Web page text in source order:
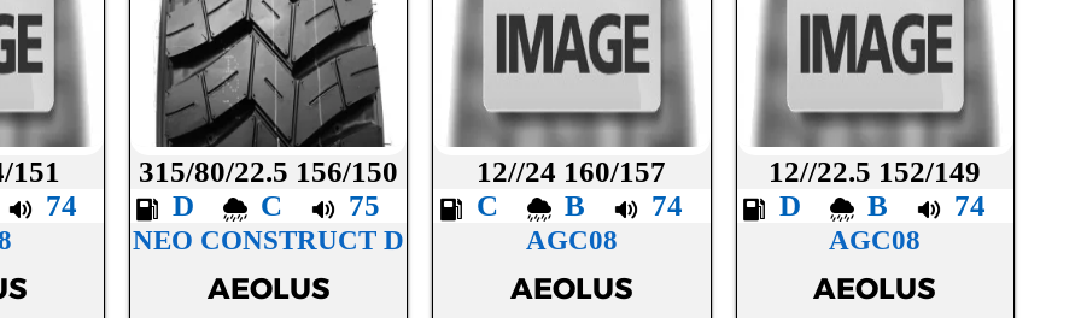
151
74
315/80/22.5 156/150
D
C 75
NEO CONSTRUCT D
AEOLUS
12//24 160/157
C
B 74
AGC08
AEOLUS
12//22.5 152/149
D
B 74
AGC08
AEOLUS